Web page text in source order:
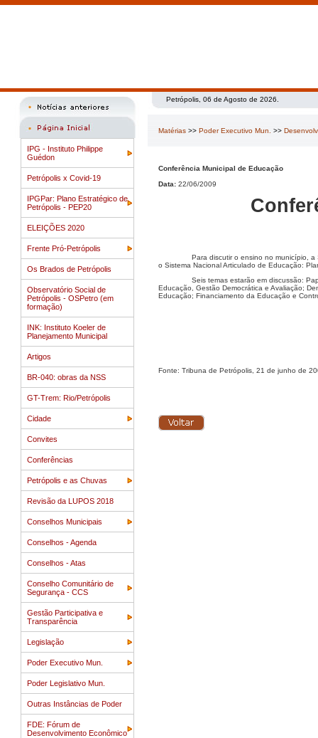
IPG - Instituto Philippe
Guédon
Petrópolis x Covid-19
IPGPar: Plano Estratégico de
Petrópolis - PEP20
ELEIÇÕES 2020
Frente Pró-Petrópolis
Os Brados de Petrópolis
Observatório Social de
Petrópolis - OSPetro (em
formação)
INK: Instituto Koeler de
Planejamento Municipal
Artigos
BR-040: obras da NSS
GT-Trem: Rio/Petrópolis
Cidade
Convites
Conferências
Petrópolis e as Chuvas
Revisão da LUPOS 2018
Conselhos Municipais
Conselhos - Agenda
Conselhos - Atas
Conselho Comunitário de
Segurança - CCS
Gestão Participativa e
Transparência
Legislação
Poder Executivo Mun.
Poder Legislativo Mun.
Outras Instâncias de Poder
FDE: Fórum de
Desenvolvimento Econômico
Petrópolis, 06 de Agosto de 2026.
Matérias >> Poder Executivo Mun. >>
Conferência Municipal de Educação
Data: 22/06/2009
Para discutir o ensino no município,
o Sistema Nacional Articulado de Educação:
Seis temas estarão em discussão:
Educação, Gestão Democrática e Avaliação;
Educação; Financiamento da Educação e
Fonte: Tribuna de Petrópolis, 21 de junho de